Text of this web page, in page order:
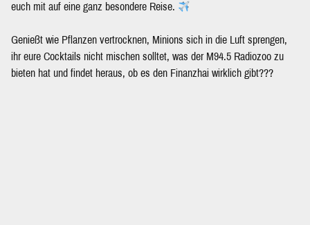
euch mit auf eine ganz besondere Reise.
Genießt wie Pflanzen vertrocknen, Minions sich in die Luft sprengen,
ihr eure Cocktails nicht mischen solltet, was der M94.5 Radiozoo zu
bieten hat und findet heraus, ob es den Finanzhai wirklich gibt???